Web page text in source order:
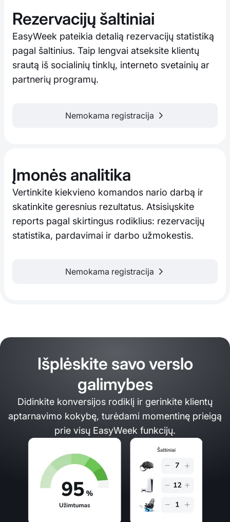
Rezervacijų šaltiniai
EasyWeek pateikia detalią rezervacijų statistiką
pagal šaltinius. Taip lengvai atseksite klientų
srautą iš socialinių tinklų, interneto svetainių ar
partnerių programų.
Nemokama registracija
Įmonės analitika
Vertinkite kiekvieno komandos nario darbą ir
skatinkite geresnius rezultatus. Atsisiųskite
reports pagal skirtingus rodiklius: rezervacijų
statistika, pardavimai ir darbo užmokestis.
Nemokama registracija
Išplėskite savo verslo
galimybes
Didinkite konversijos rodiklį ir gerinkite klientų
aptarnavimo kokybę, turėdami momentinę prieigą
prie visų EasyWeek funkcijų.